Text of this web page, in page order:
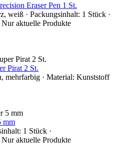
Eraser Pen 1 St.
weiß · Packungsinhalt: 1 Stück ·
aktuelle Produkte
Pirat 2 St.
mehrfarbig · Material: Kunststoff
mm
1 Stück ·
aktuelle Produkte